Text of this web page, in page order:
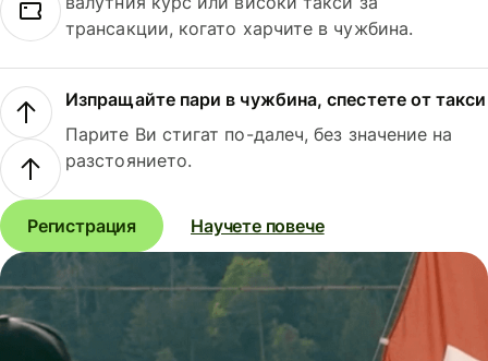
трансакции, когато харчите в чужбина.
Изпращайте пари в чужбина, спестете от такси
Парите Ви стигат по-далеч, без значение на
разстоянието.
Регистрация Научете повече